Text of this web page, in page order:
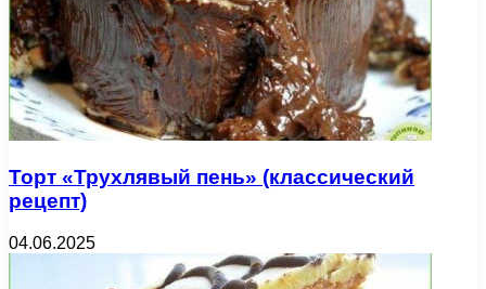
Торт «Трухлявый пень» (классический
рецепт)
04.06.2025